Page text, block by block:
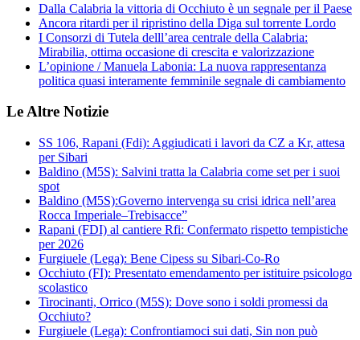
Dalla Calabria la vittoria di Occhiuto è un segnale per il Paese
Ancora ritardi per il ripristino della Diga sul torrente Lordo
I Consorzi di Tutela delll’area centrale della Calabria:
Mirabilia, ottima occasione di crescita e valorizzazione
L’opinione / Manuela Labonia: La nuova rappresentanza
politica quasi interamente femminile segnale di cambiamento
Le Altre Notizie
SS 106, Rapani (Fdi): Aggiudicati i lavori da CZ a Kr, attesa
per Sibari
Baldino (M5S): Salvini tratta la Calabria come set per i suoi
spot
Baldino (M5S):Governo intervenga su crisi idrica nell’area
Rocca Imperiale–Trebisacce”
Rapani (FDI) al cantiere Rfi: Confermato rispetto tempistiche
per 2026
Furgiuele (Lega): Bene Cipess su Sibari-Co-Ro
Occhiuto (FI): Presentato emendamento per istituire psicologo
scolastico
Tirocinanti, Orrico (M5S): Dove sono i soldi promessi da
Occhiuto?
Furgiuele (Lega): Confrontiamoci sui dati, Sin non può